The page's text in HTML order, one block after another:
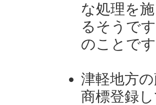
な処理を
るそうで
のことで
津軽地方
商標登録